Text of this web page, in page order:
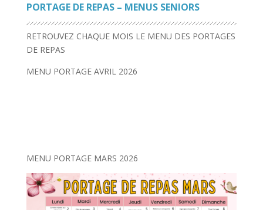
PORTAGE DE REPAS – MENUS SENIORS
RETROUVEZ CHAQUE MOIS LE MENU DES PORTAGES
DE REPAS
MENU PORTAGE AVRIL 2026
MENU PORTAGE MARS 2026